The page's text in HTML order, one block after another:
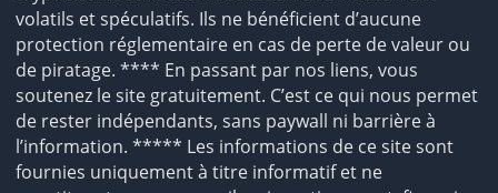
volatils et spéculatifs. Ils ne bénéficient d’aucune
protection réglementaire en cas de perte de valeur ou
de piratage. **** En passant par nos liens, vous
soutenez le site gratuitement. C’est ce qui nous permet
de rester indépendants, sans paywall ni barrière à
l’information. ***** Les informations de ce site sont
fournies uniquement à titre informatif et ne